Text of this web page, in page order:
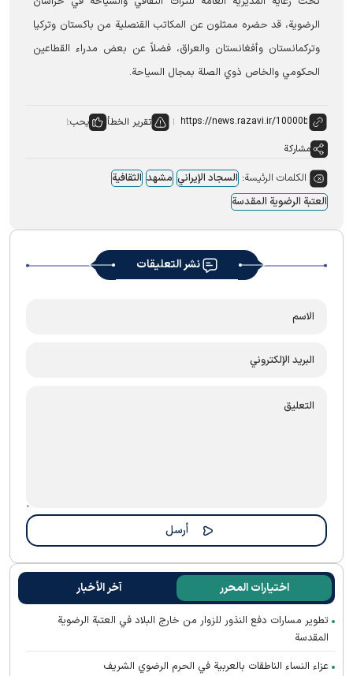
الرضوية، قد حضره ممثلون عن المكاتب القنصلية من باكستان وتركيا
وتركمانستان وأفغانستان والعراق، فضلاً عن بعض مدراء القطاعين
الحكومي والخاص ذوي الصلة بمجال السياحة.
تقرير الخطأ
يحب:
مشاركة
الكلمات الرئيسة: السجاد الإيراني مشهد الثقافية
العتبة الرضوية المقدسة
نشر التعليقات
اختيارات المحرر آخر الأخبار
تطوير مسارات دفع النذور للزوار من خارج البلاد في العتبة الرضوية
المقدسة
عزاء النساء الناطقات بالعربية في الحرم الرضوي الشريف